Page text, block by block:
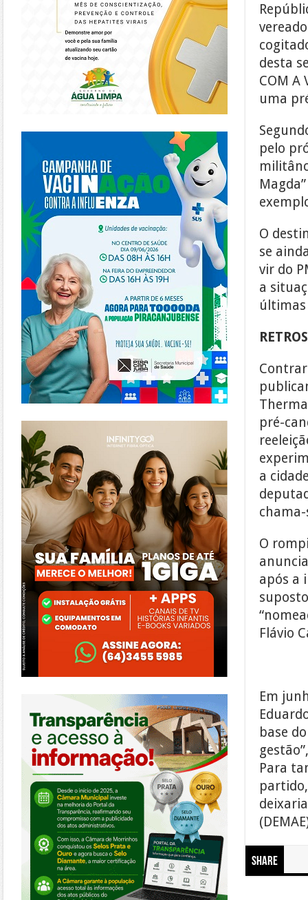
desta
COM A
uma
pelo
O
se
vir do
a
últimas
pré-
a
chama-
O
após a
Flávio
Em
base
Para
Share
https://piracanjuba.go.gov.br/
https://www.infinitygo.com.br/
https://morrinhos.go.leg.br/